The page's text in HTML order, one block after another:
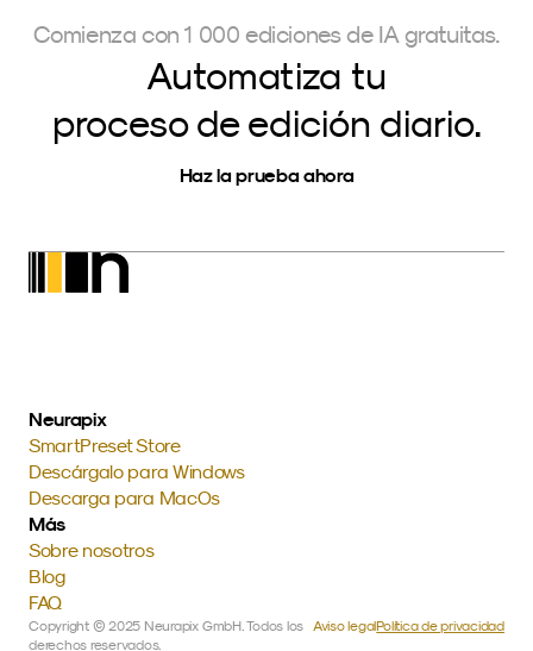
Comienza con 1 000 ediciones de IA gratuitas.
Automatiza tu
proceso de edición diario.
Haz la prueba ahora
Neurapix
SmartPreset Store
Descárgalo para Windows
Descarga para MacOs
Más
Sobre nosotros
Blog
FAQ
Copyright © 2025 Neurapix GmbH. Todos los
derechos reservados.
Aviso legalPolítica de privacidad